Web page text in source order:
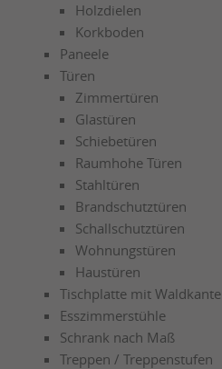
Holzdielen
Korkboden
Paneele
Türen
Zimmertüren
Glastüren
Schiebetüren
Raumhohe Türen
Stahltüren
Brandschutztüren
Schallschutztüren
Wohnungstüren
Haustüren
Tischplatte mit Waldkante
Esszimmerstühle
Schrank nach Maß
Treppen / Treppenstufen